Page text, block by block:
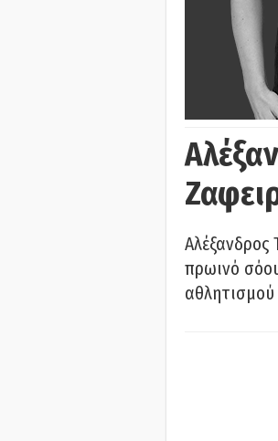
Αλέξανδρος
πρωινό